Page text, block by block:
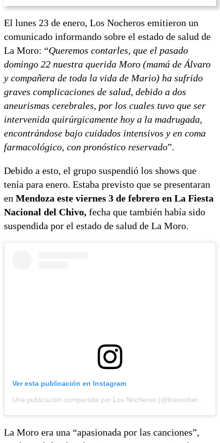
El lunes 23 de enero, Los Nocheros emitieron un
comunicado informando sobre el estado de salud de
La Moro: “Queremos contarles, que el pasado
domingo 22 nuestra querida Moro (mamá de Álvaro
y compañera de toda la vida de Mario) ha sufrido
graves complicaciones de salud, debido a dos
aneurismas cerebrales, por los cuales tuvo que ser
intervenida quirúrgicamente hoy a la madrugada,
encontrándose bajo cuidados intensivos y en coma
farmacológico, con pronóstico reservado”.
Debido a esto, el grupo suspendió los shows que
tenía para enero. Estaba previsto que se presentaran
en Mendoza este viernes 3 de febrero en La Fiesta
Nacional del Chivo, fecha que también había sido
suspendida por el estado de salud de La Moro.
Ver esta publicación en Instagram
La Moro era una “apasionada por las canciones”,